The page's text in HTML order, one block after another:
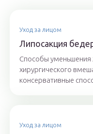
Уход за лицом
Липосакция
Способы
хирургического
консервативные
Уход за лицом